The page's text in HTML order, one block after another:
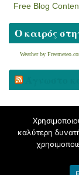
Free Blog
Ο καιρός
Weather by
Όροι χρήσης
ήρθατε στο Δέσκειο
καλύτερη